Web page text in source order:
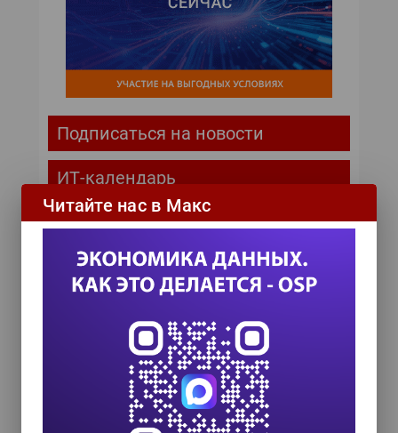
Подписаться на новости
ИТ-календарь
III Международный технологический конгресс
TEAM LEAD TODAY 2026
10 сентября 2026
Форум ProcessTech
18 сентября 2026
Управление данными 2026
24 сентября 2026
Читайте нас в Макс